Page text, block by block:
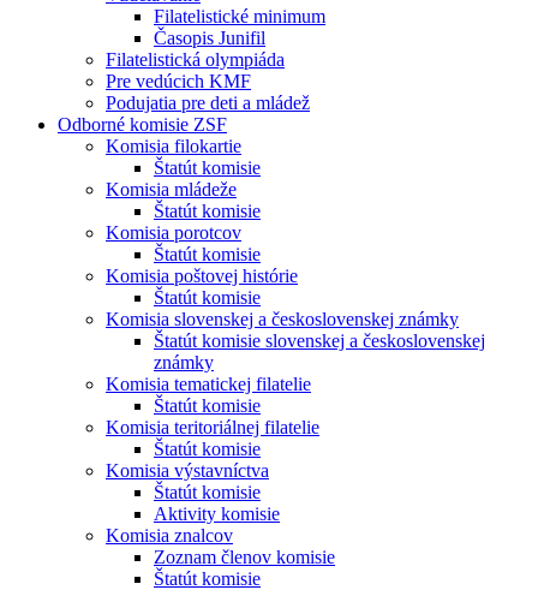
Filatelistické minimum
Časopis Junifil
Filatelistická olympiáda
Pre vedúcich KMF
Podujatia pre deti a mládež
Odborné komisie ZSF
Komisia filokartie
Štatút komisie
Komisia mládeže
Štatút komisie
Komisia porotcov
Štatút komisie
Komisia poštovej histórie
Štatút komisie
Komisia slovenskej a československej známky
Štatút komisie slovenskej a československej
známky
Komisia tematickej filatelie
Štatút komisie
Komisia teritoriálnej filatelie
Štatút komisie
Komisia výstavníctva
Štatút komisie
Aktivity komisie
Komisia znalcov
Zoznam členov komisie
Štatút komisie